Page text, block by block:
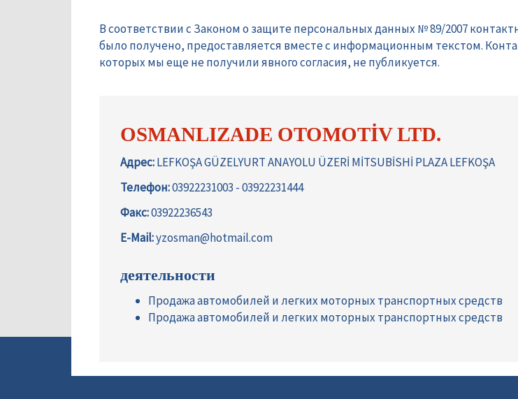
В соответствии с Законом о защите персональных данных № 89/2007
было получено, предоставляется вместе с информационным текстом.
которых мы еще не получили явного согласия, не публикуется.
OSMANLIZADE OTOMOTİV LTD.
Адрес:LEFKOŞA GÜZELYURT ANAYOLU ÜZERİ MİTSUBİSHİ PLAZA LEFKOŞA
Телефон:03922231003 - 03922231444
Факс:03922236543
E-Mail:yzosman@hotmail.com
деятельности
Продажа автомобилей и легких моторных транспортных средств
Продажа автомобилей и легких моторных транспортных средств